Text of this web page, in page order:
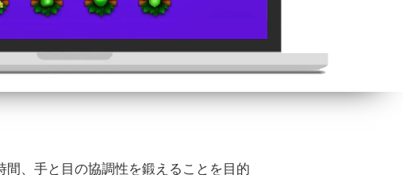
間、手と目の協調性を鍛えることを目的